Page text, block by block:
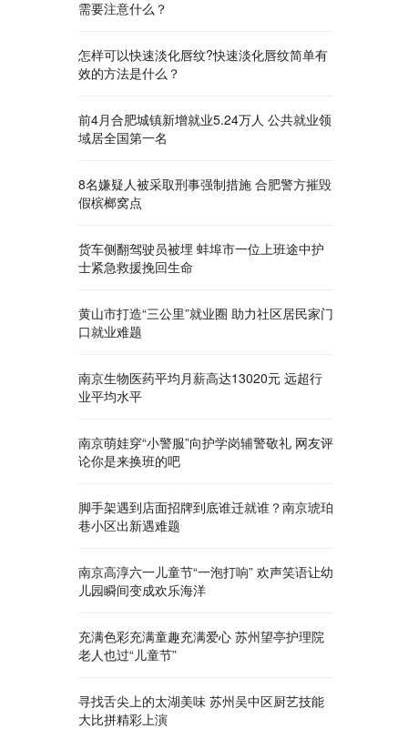
需要注意什么？
怎样可以快速淡化唇纹?快速淡化唇纹简单有
效的方法是什么？
前4月合肥城镇新增就业5.24万人 公共就业领
域居全国第一名
8名嫌疑人被采取刑事强制措施 合肥警方摧毁
假槟榔窝点
货车侧翻驾驶员被埋 蚌埠市一位上班途中护
士紧急救援挽回生命
黄山市打造“三公里”就业圈 助力社区居民家门
口就业难题
南京生物医药平均月薪高达13020元 远超行
业平均水平
南京萌娃穿“小警服”向护学岗辅警敬礼 网友评
论你是来换班的吧
脚手架遇到店面招牌到底谁迁就谁？南京琥珀
巷小区出新遇难题
南京高淳六一儿童节“一泡打响” 欢声笑语让幼
儿园瞬间变成欢乐海洋
充满色彩充满童趣充满爱心 苏州望亭护理院
老人也过“儿童节”
寻找舌尖上的太湖美味 苏州吴中区厨艺技能
大比拼精彩上演